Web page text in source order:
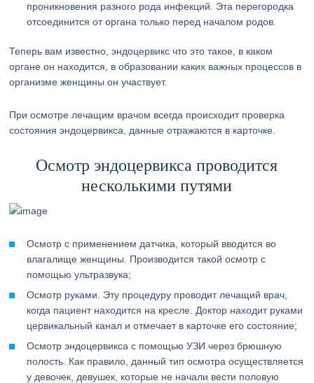
проникновения разного рода инфекций. Эта перегородка
отсоединится от органа только перед началом родов.
Теперь вам известно, эндоцервикс что это такое, в каком
органе он находится, в образовании каких важных процессов в
организме женщины он участвует.
При осмотре лечащим врачом всегда происходит проверка
состояния эндоцервикса, данные отражаются в карточке.
Осмотр эндоцервикса проводится
несколькими путями
Осмотр с применением датчика, который вводится во
влагалище женщины. Производится такой осмотр с
помощью ультразвука;
Осмотр руками. Эту процедуру проводит лечащий врач,
когда пациент находится на кресле. Доктор находит руками
цервикальный канал и отмечает в карточке его состояние;
Осмотр эндоцервикса с помощью УЗИ через брюшную
полость. Как правило, данный тип осмотра осуществляется
у девочек, девушек, которые не начали вести половую